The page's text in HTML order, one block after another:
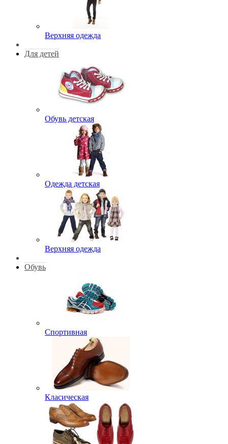
Верхняя одежда
Для детей
Обувь детская
Одежда детская
Верхняя одежда
Обувь
Спортивная
Класическая